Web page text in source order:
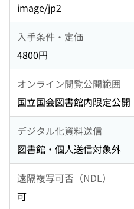
image/jp2
入手条件・定価
4800円
オンライン閲覧公開範囲
国立国会図書館内限定公開
デジタル化資料送信
図書館・個人送信対象外
遠隔複写可否（NDL）
可